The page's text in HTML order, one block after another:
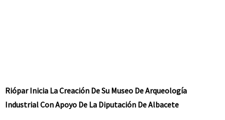
Riópar Inicia La Creación De Su Museo De Arqueología
Industrial Con Apoyo De La Diputación De Albacete